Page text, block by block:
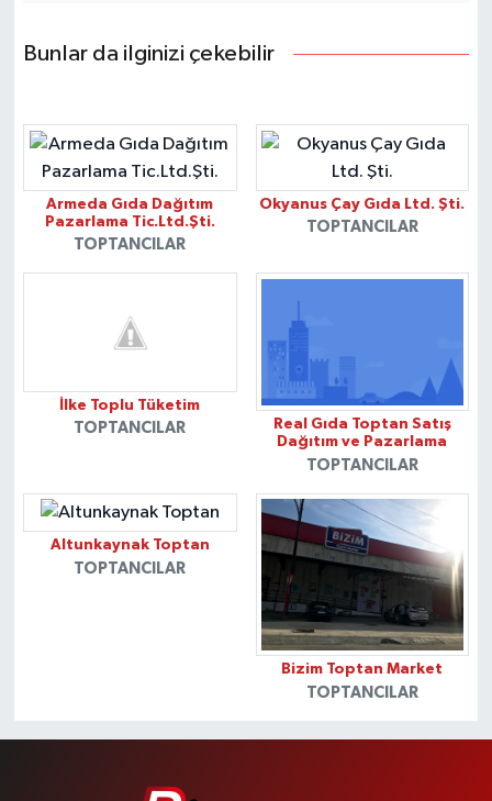
Bunlar da ilginizi çekebilir
Armeda Gıda Dağıtım
Pazarlama Tic.Ltd.Şti.
TOPTANCILAR
Okyanus Çay Gıda Ltd. Şti.
TOPTANCILAR
İlke Toplu Tüketim
TOPTANCILAR
Real Gıda Toptan Satış
Dağıtım ve Pazarlama
TOPTANCILAR
Altunkaynak Toptan
TOPTANCILAR
Bizim Toptan Market
TOPTANCILAR